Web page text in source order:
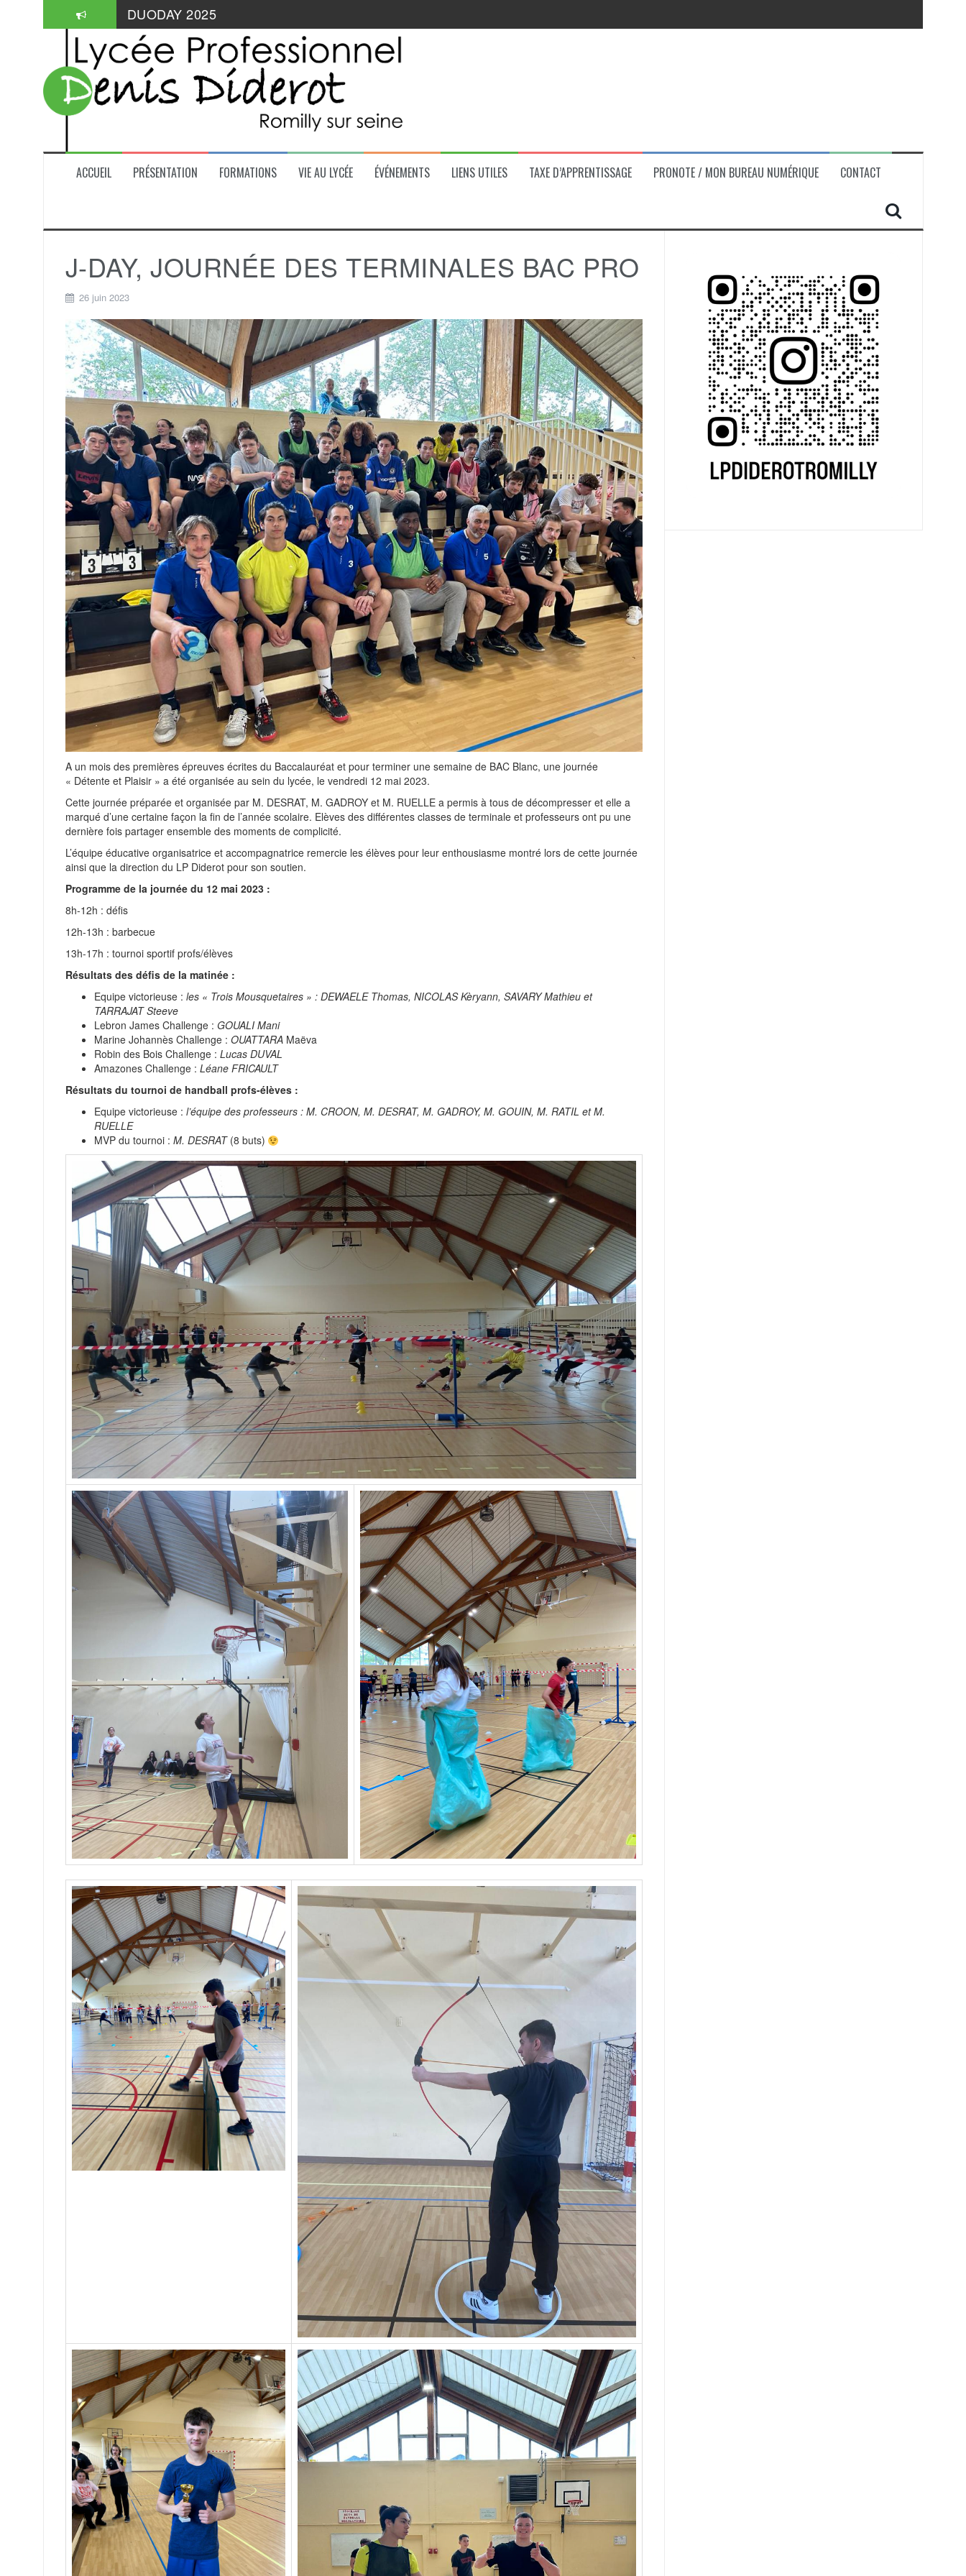
Informations pratiques: aides de la région
Mangabul 2026
DUODAY 2025
ACCUEIL PRÉSENTATION FORMATIONS VIE AU LYCÉE ÉVÉNEMENTS LIENS UTILES TAXE D’APPRENTISSAGE PRONOTE / MON BUREAU NUMÉRIQUE CONTACT
J-DAY, JOURNÉE DES TERMINALES BAC PRO
26 juin 2023
A un mois des premières épreuves écrites du Baccalauréat et pour terminer une semaine de BAC Blanc, une journée
« Détente et Plaisir » a été organisée au sein du lycée, le vendredi 12 mai 2023.
Cette journée préparée et organisée par M. DESRAT, M. GADROY et M. RUELLE a permis à tous de décompresser et elle a
marqué d’une certaine façon la fin de l’année scolaire. Elèves des différentes classes de terminale et professeurs ont pu une
dernière fois partager ensemble des moments de complicité.
L’équipe éducative organisatrice et accompagnatrice remercie les élèves pour leur enthousiasme montré lors de cette journée
ainsi que la direction du LP Diderot pour son soutien.
Programme de la journée du 12 mai 2023 :
8h-12h : défis
12h-13h : barbecue
13h-17h : tournoi sportif profs/élèves
Résultats des défis de la matinée :
Equipe victorieuse : les « Trois Mousquetaires » : DEWAELE Thomas, NICOLAS Kèryann, SAVARY Mathieu et
TARRAJAT Steeve
Lebron James Challenge : GOUALI Mani
Marine Johannès Challenge : OUATTARA Maëva
Robin des Bois Challenge : Lucas DUVAL
Amazones Challenge : Léane FRICAULT
Résultats du tournoi de handball profs-élèves :
Equipe victorieuse : l’équipe des professeurs : M. CROON, M. DESRAT, M. GADROY, M. GOUIN, M. RATIL et M.
RUELLE
MVP du tournoi : M. DESRAT(8 buts)